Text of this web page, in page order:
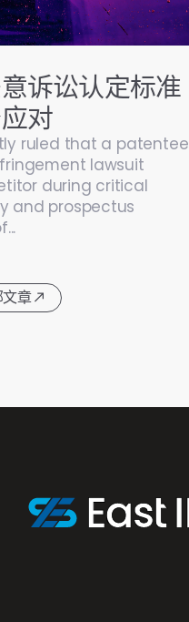
诉讼认定标准
对
ruled that a patentee
lawsuit
during critical
and prospectus
章